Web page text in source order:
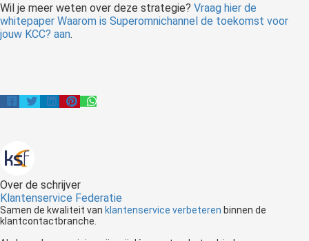
Wil je meer weten over deze strategie? Vraag hier de
whitepaper Waarom is Superomnichannel de toekomst voor
jouw KCC? aan.
Over de schrijver
Klantenservice Federatie
Samen de kwaliteit van klantenservice verbeteren binnen de
klantcontactbranche.